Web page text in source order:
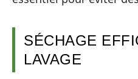
SÉCHAGE
LAVAGE